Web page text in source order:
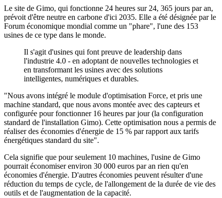
Le site de Gimo, qui fonctionne 24 heures sur 24, 365 jours par an,
prévoit d'être neutre en carbone d'ici 2035. Elle a été désignée par le
Forum économique mondial comme un "phare", l'une des 153
usines de ce type dans le monde.
Il s'agit d'usines qui font preuve de leadership dans
l'industrie 4.0 - en adoptant de nouvelles technologies et
en transformant les usines avec des solutions
intelligentes, numériques et durables.
"Nous avons intégré le module d'optimisation Force, et pris une
machine standard, que nous avons montée avec des capteurs et
configurée pour fonctionner 16 heures par jour (la configuration
standard de l'installation Gimo). Cette optimisation nous a permis de
réaliser des économies d'énergie de 15 % par rapport aux tarifs
énergétiques standard du site".
Cela signifie que pour seulement 10 machines, l'usine de Gimo
pourrait économiser environ 30 000 euros par an rien qu'en
économies d'énergie. D'autres économies peuvent résulter d'une
réduction du temps de cycle, de l'allongement de la durée de vie des
outils et de l'augmentation de la capacité.